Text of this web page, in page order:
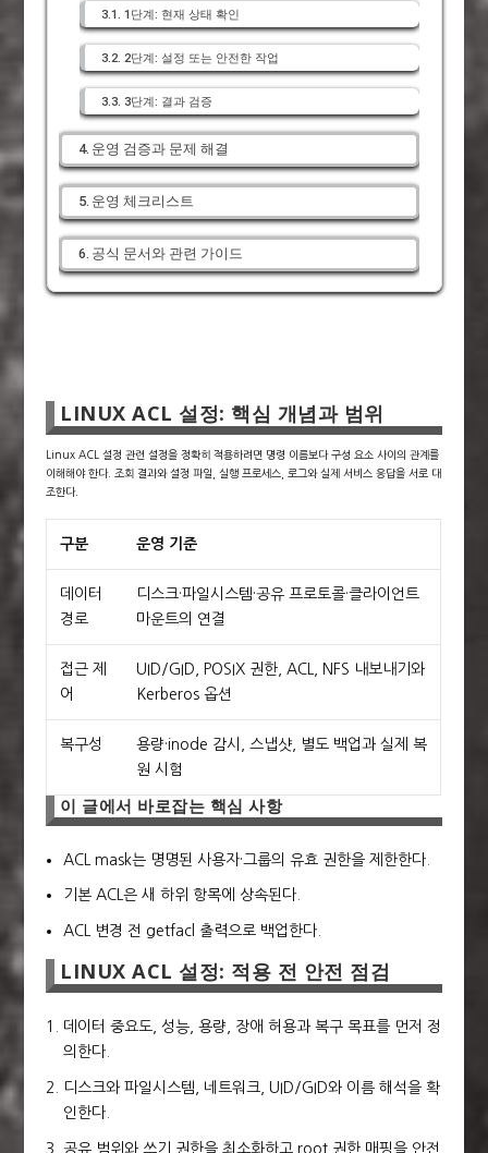
1단계: 현재 상태 확인
2단계: 설정 또는 안전한 작업
3단계: 결과 검증
운영 검증과 문제 해결
운영 체크리스트
공식 문서와 관련 가이드
LINUX ACL 설정: 핵심 개념과 범위
Linux ACL 설정 관련 설정을 정확히 적용하려면 명령 이름보다 구성 요소 사이의 관계를
이해해야 한다. 조회 결과와 설정 파일, 실행 프로세스, 로그와 실제 서비스 응답을 서로 대
조한다.
구분 운영 기준
데이터
경로
디스크·파일시스템·공유 프로토콜·클라이언트
마운트의 연결
접근 제
어
UID/GID, POSIX 권한, ACL, NFS 내보내기와
Kerberos 옵션
복구성
용량·inode 감시, 스냅샷, 별도 백업과 실제 복
원 시험
이 글에서 바로잡는 핵심 사항
ACL mask는 명명된 사용자·그룹의 유효 권한을 제한한다.
기본 ACL은 새 하위 항목에 상속된다.
ACL 변경 전 getfacl 출력으로 백업한다.
LINUX ACL 설정: 적용 전 안전 점검
데이터 중요도, 성능, 용량, 장애 허용과 복구 목표를 먼저 정
의한다.
디스크와 파일시스템, 네트워크, UID/GID와 이름 해석을 확
인한다.
공유 범위와 쓰기 권한을 최소화하고 root 권한 매핑을 안전